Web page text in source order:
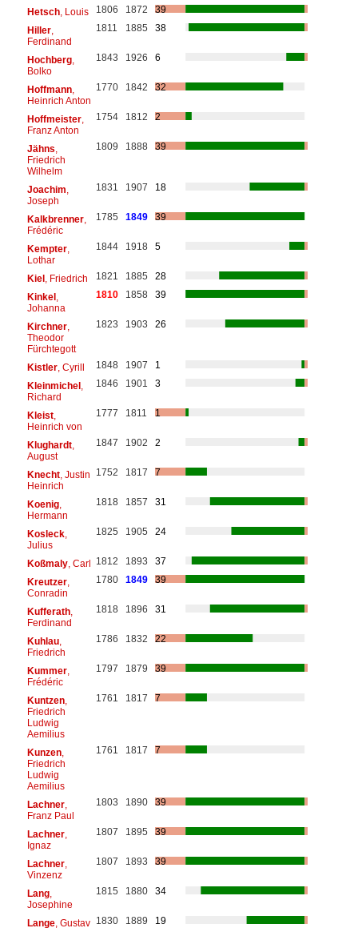
Hetsch, Louis 1806 1872
39
Hiller,
Ferdinand
1811 1885 38
Hochberg,
Bolko
1843 1926 6
Hoffmann,
Heinrich Anton
1770 1842 32
Hoffmeister,
Franz Anton
1754 1812 2
Jähns
Friedrich
Wilhelm
1809 1888 39
Joachim
Joseph
1831 1907 18
Kalkbrenner,
Frédéric
1785 1849 39
Kempter,
Lothar
1844 1918 5
Kiel, Friedrich 1821 1885
28
Kinkel,
Johanna
1810 1858 39
Kirchner,
Theodor
Fürchtegott
1823 1903 26
Kistler, Cyrill 1848 1907
1
Kleinmichel,
Richard
1846 1901 3
Kleist,
Heinrich von
1777 1811 1
Klughardt,
August
1847 1902 2
Knecht, Justin
Heinrich
1752 1817 7
Koenig,
Hermann
1818 1857 31
Kosleck,
Julius
1825 1905 24
Koßmaly, Carl 1812 1893
37
Kreutzer,
Conradin
1780 1849 39
Kufferath,
Ferdinand
1818 1896 31
Kuhlau,
Friedrich
1786 1832 22
Kummer,
Frédéric
1797 1879 39
Kuntzen,
Friedrich
Ludwig
Aemilius
1761 1817 7
Kunzen,
Friedrich
Ludwig
Aemilius
1761 1817 7
Lachner,
Franz Paul
1803 1890 39
Lachner,
Ignaz
1807 1895 39
Lachner,
Vinzenz
1807 1893 39
Lang,
Josephine
1815 1880 34
Lange, Gustav 1830 1889
19